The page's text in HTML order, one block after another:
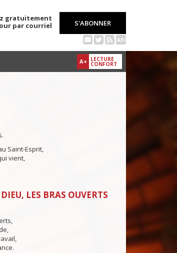
gratuitement
par courriel
S'ABONNER
API
A+ LECTURE
CONFORT
Saint-Esprit,
vient,
LES BRAS OUVERTS